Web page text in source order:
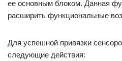
ее основным блоком. Данная
расширить функциональные
Для успешной привязки
следующие действия: